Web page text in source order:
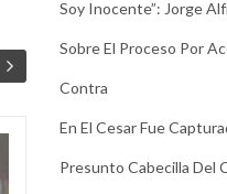
30
Juez
Soy Inocente”: Jorge
Sobre El Proceso Por
Contra
En El Cesar Fue
Presunto Cabecilla Del